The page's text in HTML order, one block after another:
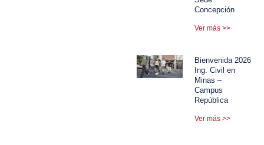
Concepción
Ver más >>
Bienvenida 2026
Ing. Civil en
Minas –
Campus
República
Ver más >>